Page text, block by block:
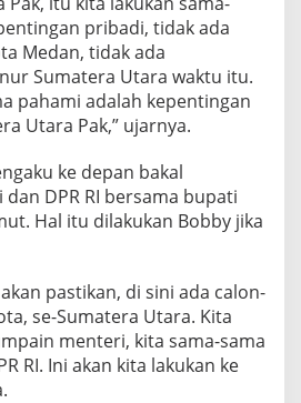
pribadi, tidak ada
Medan, tidak ada
Sumatera Utara waktu itu.
pahami adalah kepentingan
Utara Pak,” ujarnya.
ke depan bakal
DPR RI bersama bupati
Hal itu dilakukan Bobby jika
pastikan, di sini ada calon-
se-Sumatera Utara. Kita
menteri, kita sama-sama
RI. Ini akan kita lakukan ke